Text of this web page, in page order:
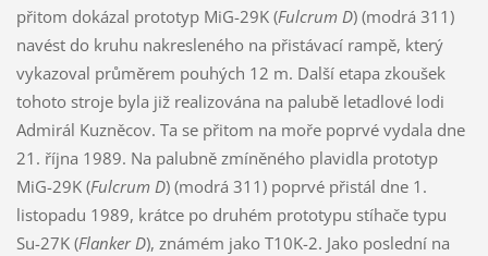
přitom dokázal prototyp MiG-29K (Fulcrum D) (modrá 311)
navést do kruhu nakresleného na přistávací rampě, který
vykazoval průměrem pouhých 12 m. Další etapa zkoušek
tohoto stroje byla již realizována na palubě letadlové lodi
Admirál Kuzněcov. Ta se přitom na moře poprvé vydala dne
21. října 1989. Na palubně zmíněného plavidla prototyp
MiG-29K (Fulcrum D) (modrá 311) poprvé přistál dne 1.
listopadu 1989, krátce po druhém prototypu stíhače typu
Su-27K (Flanker D), známém jako T10K-2. Jako poslední na